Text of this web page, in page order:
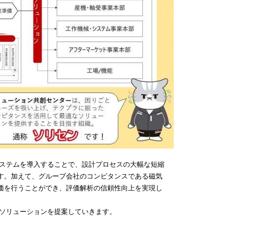
テムを導入することで、設計プロセスの大幅な短縮
加えて、グループ会社のコンピタンスである磁気
行うことができ、評価解析の信頼性向上を実現し
ューションを提案していきます。